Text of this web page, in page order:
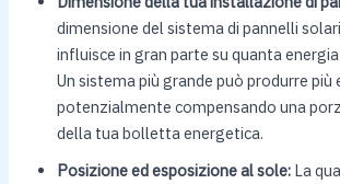
dimensione del sistema di pannelli
influisce in gran parte su quanta
Un sistema più grande può produrre
potenzialmente compensando una
della tua bolletta energetica.
Posizione ed esposizione al sole:La